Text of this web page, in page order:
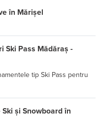
în Mărișel
Ski Pass Mădăraș -
tip Ski Pass pentru
și Snowboard în